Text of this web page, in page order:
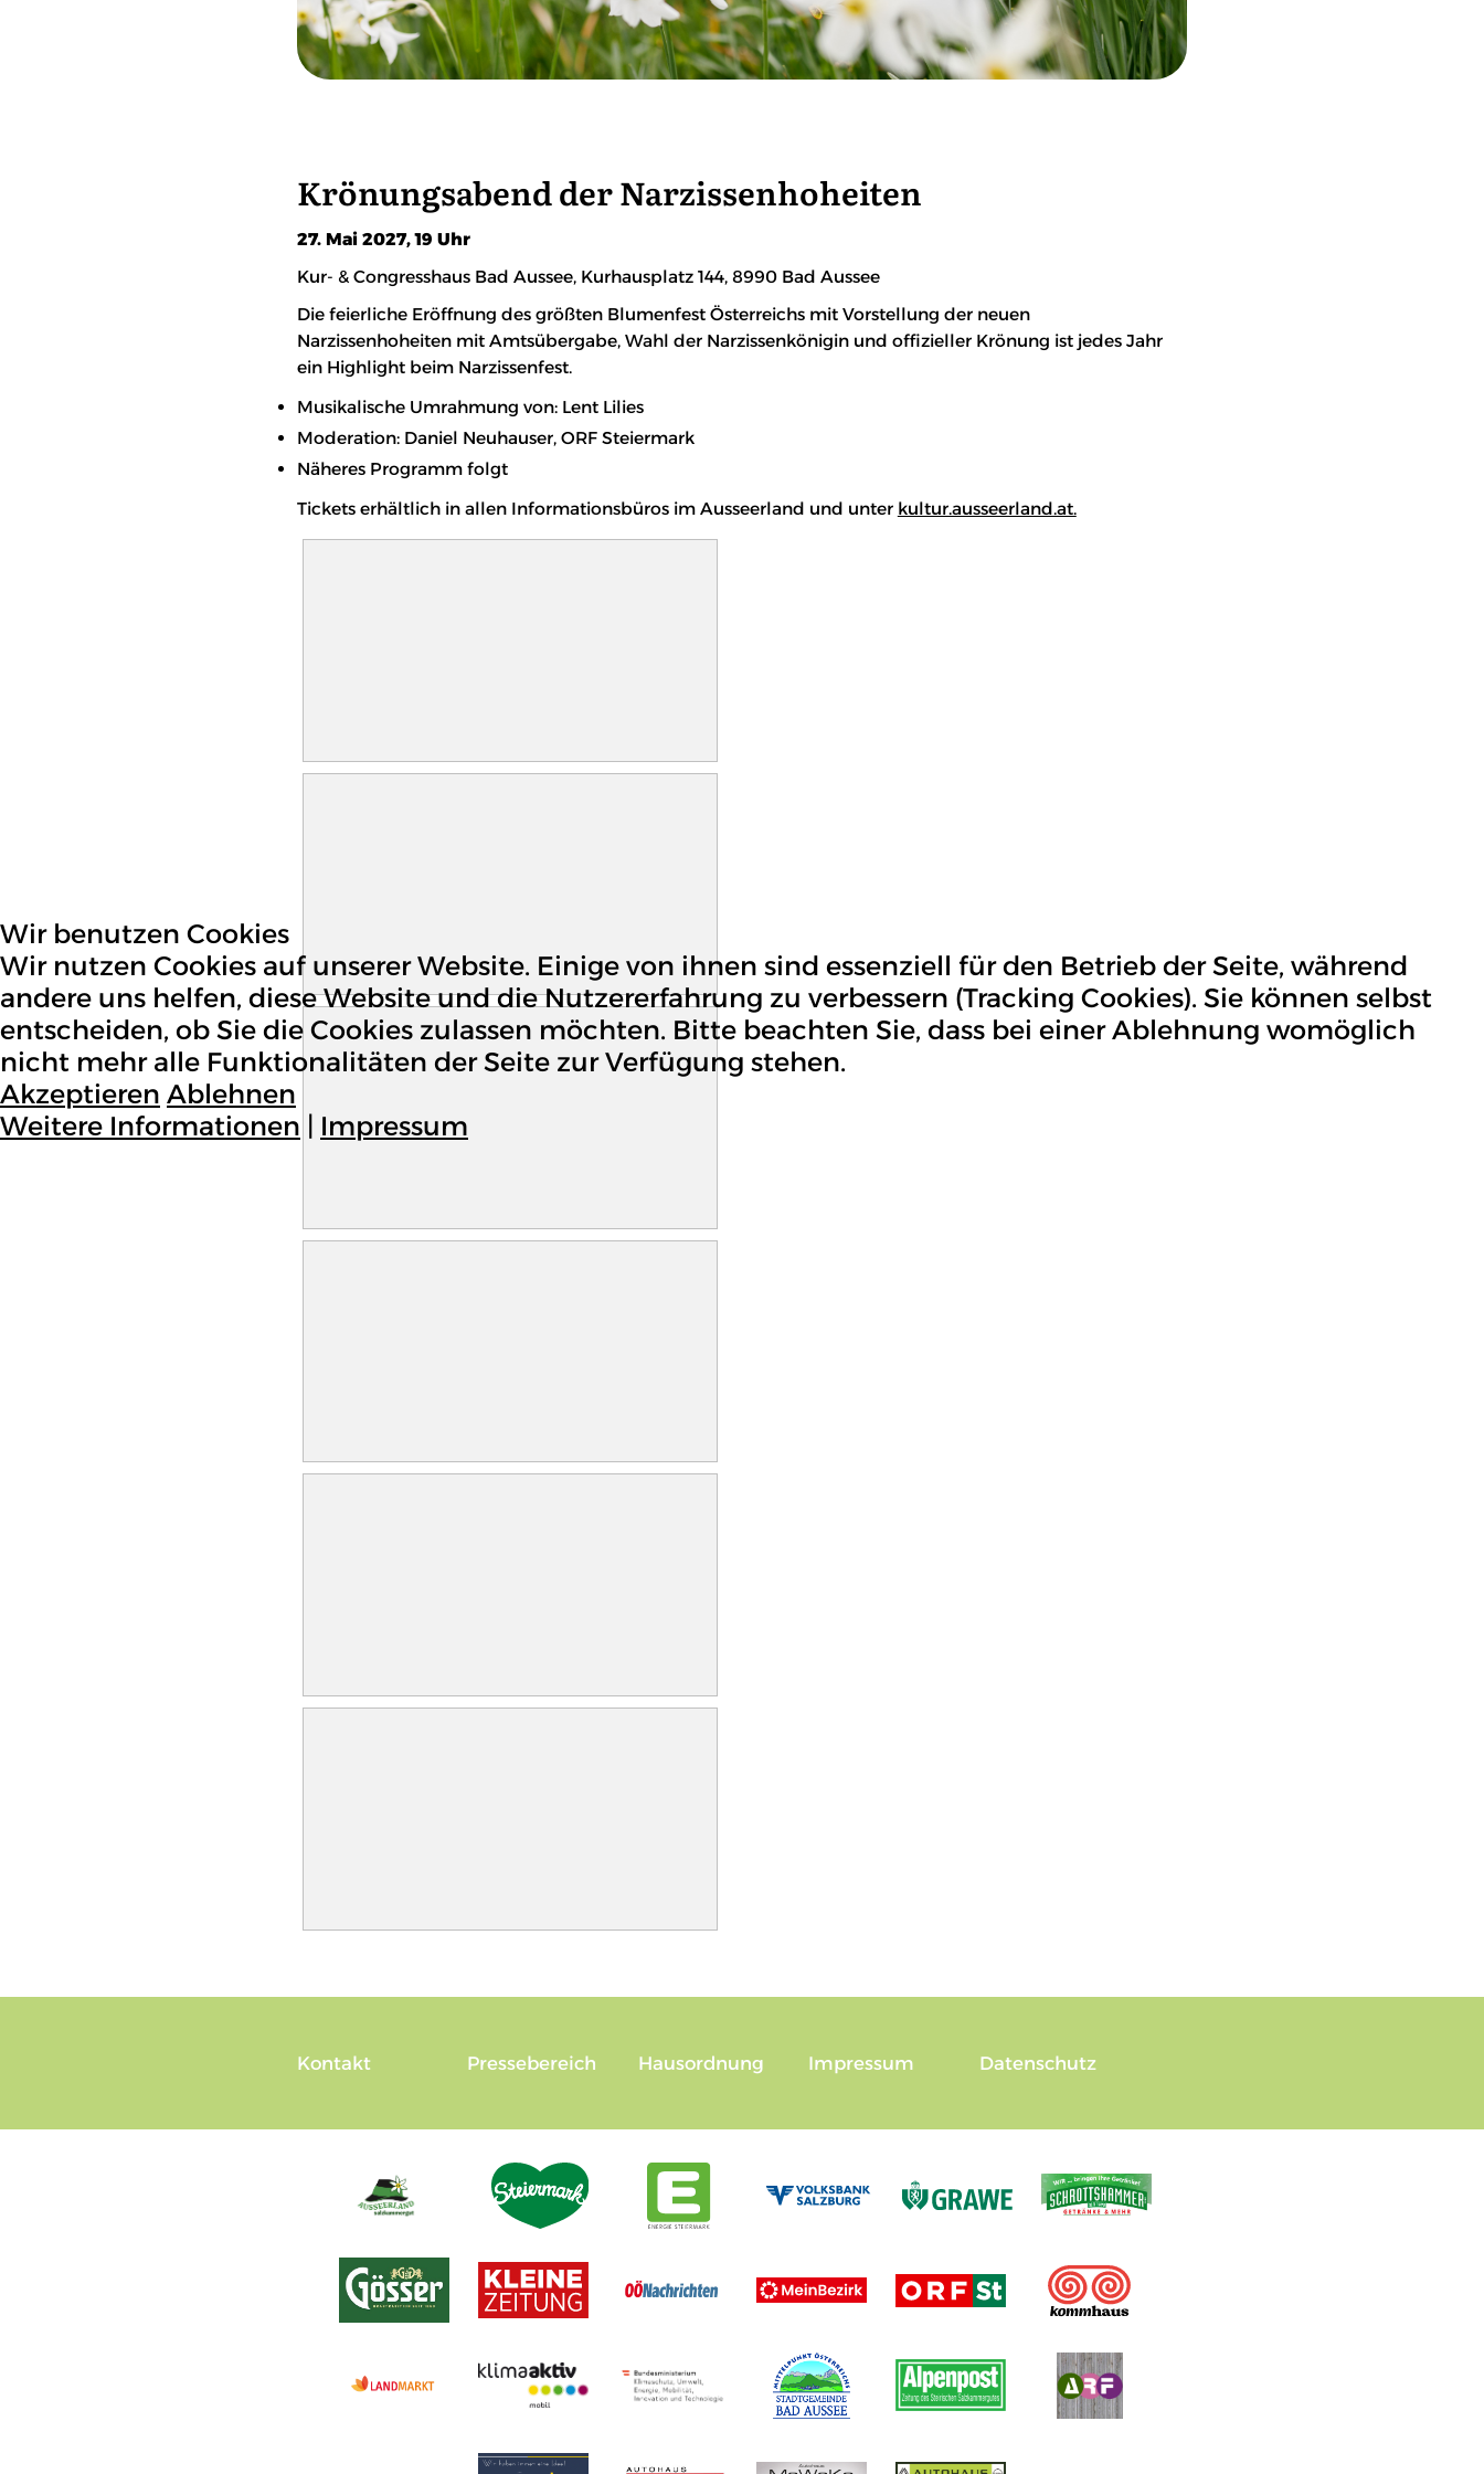
Krönungsabend der Narzissenhoheiten
27. Mai 2027, 19 Uhr
Kur- & Congresshaus Bad Aussee, Kurhausplatz 144, 8990 Bad Aussee
Die feierliche Eröffnung des größten Blumenfest Österreichs mit Vorstellung der neuen
Narzissenhoheiten mit Amtsübergabe, Wahl der Narzissenkönigin und offizieller Krönung ist jedes Jahr
ein Highlight beim Narzissenfest.
Musikalische Umrahmung von: Lent Lilies
Moderation: Daniel Neuhauser, ORF Steiermark
Näheres Programm folgt
Tickets erhältlich in allen Informationsbüros im Ausseerland und unter kultur.ausseerland.at.
Kontakt Pressebereich Hausordnung Impressum Datenschutz
Wir benutzen Cookies
Wir nutzen Cookies auf unserer Website. Einige von ihnen sind essenziell für den Betrieb der Seite, während
andere uns helfen, diese Website und die Nutzererfahrung zu verbessern (Tracking Cookies). Sie können selbst
entscheiden, ob Sie die Cookies zulassen möchten. Bitte beachten Sie, dass bei einer Ablehnung womöglich
nicht mehr alle Funktionalitäten der Seite zur Verfügung stehen.
Akzeptieren Ablehnen
Weitere Informationen | Impressum